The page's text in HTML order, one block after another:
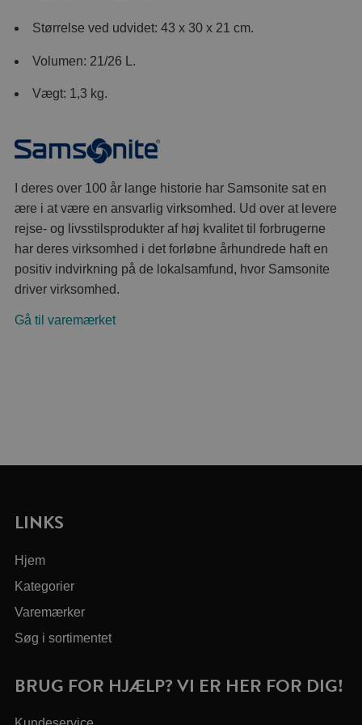
Størrelse ved udvidet: 43 x 30 x 21 cm.
Volumen: 21/26 L.
Vægt: 1,3 kg.
I deres over 100 år lange historie har Samsonite sat en
ære i at være en ansvarlig virksomhed. Ud over at levere
rejse- og livsstilsprodukter af høj kvalitet til forbrugerne
har deres virksomhed i det forløbne århundrede haft en
positiv indvirkning på de lokalsamfund, hvor Samsonite
driver virksomhed.
Gå til varemærket
LINKS
Hjem
Kategorier
Varemærker
Søg i sortimentet
BRUG FOR HJÆLP? VI ER HER FOR DIG!